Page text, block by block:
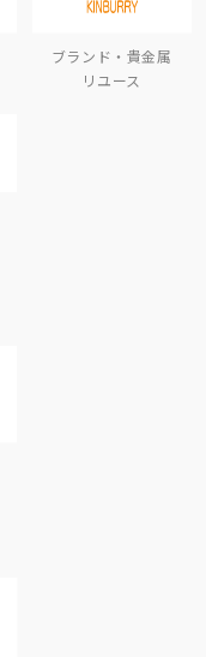
ブランド・貴金属
リユース